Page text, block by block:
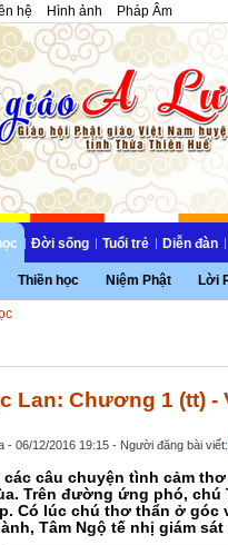
hệ Hình ảnh Pháp Âm
Thiền học Niệm Phật Lời
Đời sống Tuổi trẻ Diễn đàn
Lan: Chương 1 (tt) -
- 06/12/2016 19:15 - Người đăng bài viết:
các câu chuyện tình cảm
Trên đường ứng phó,
Có lúc chú thơ thẩn ở góc
Tâm Ngộ tế nhị giám